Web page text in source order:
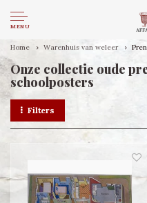
MENU
Home Warenhuis van weleer
Onze collectie oude
schoolposters
Filters